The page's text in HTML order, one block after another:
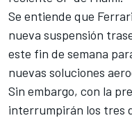
Se entiende que
nueva suspensión
este fin de semana
nuevas soluciones
Sin embargo, con la
interrumpirán los tres